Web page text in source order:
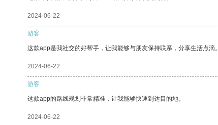
2024-06-22
游客
这款app是我社交的好帮手，让我能够与朋友保持联系，分享生活点滴。
2024-06-22
游客
这款app的路线规划非常精准，让我能够快速到达目的地。
2024-06-22